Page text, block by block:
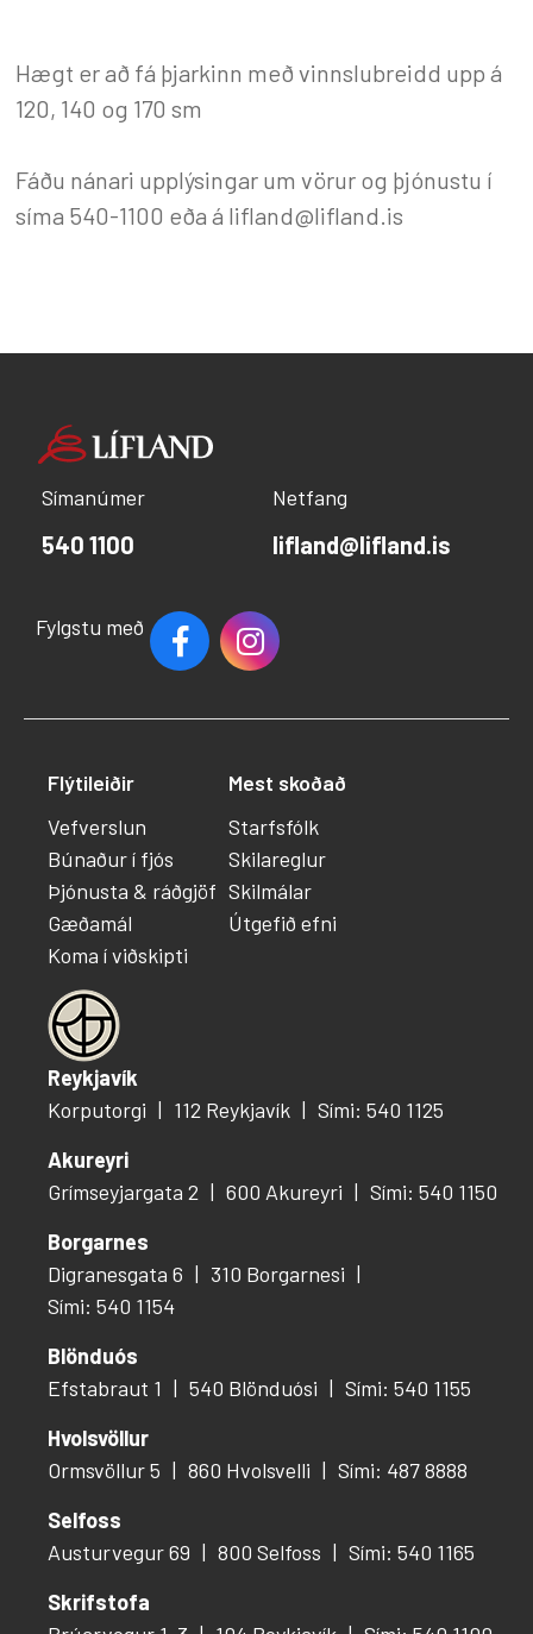
Hægt er að fá þjarkinn með vinnslubreidd upp á
120, 140 og 170 sm
Fáðu nánari upplýsingar um vörur og þjónustu í
síma 540-1100 eða á lifland@lifland.is
Símanúmer
540 1100
Netfang
lifland@lifland.is
Fylgstu með
Reykjavík
Korputorgi
112 Reykjavík
Sími: 540 1125
Akureyri
Grímseyjargata 2
600 Akureyri
Sími: 540 1150
Borgarnes
Digranesgata 6
310 Borgarnesi
Sími: 540 1154
Blönduós
Efstabraut 1
540 Blönduósi
Sími: 540 1155
Hvolsvöllur
Ormsvöllur 5
860 Hvolsvelli
Sími: 487 8888
Selfoss
Austurvegur 69
800 Selfoss
Sími: 540 1165
Skrifstofa
Flýtileiðir
Vefverslun
Búnaður í fjós
Þjónusta & ráðgjöf
Gæðamál
Koma í viðskipti
Mest skoðað
Starfsfólk
Skilareglur
Skilmálar
Útgefið efni